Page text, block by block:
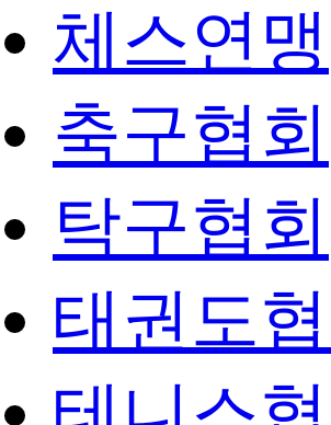
체스연맹
축구협회
탁구협회
태권도